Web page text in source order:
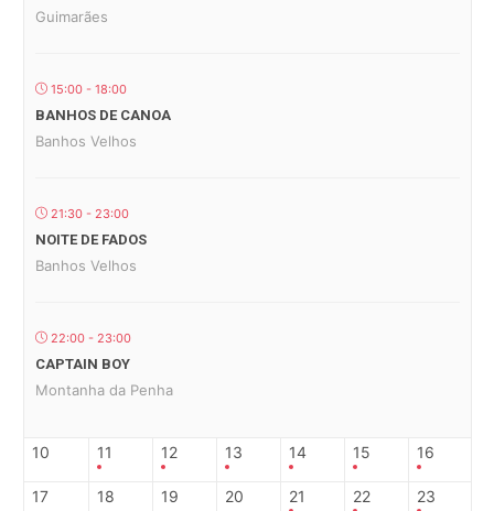
Guimarães
15:00 - 18:00
BANHOS DE CANOA
Banhos Velhos
21:30 - 23:00
NOITE DE FADOS
Banhos Velhos
22:00 - 23:00
CAPTAIN BOY
Montanha da Penha
10 11 12 13 14 15 16
17 18 19 20 21 22 23